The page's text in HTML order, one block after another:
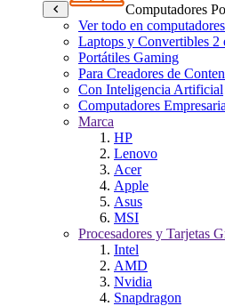
Computadores
Ver todo en
Laptops y Convertibles 2
Portátiles Gaming
Para Creadores de
Con Inteligencia Artificial
Computadores
Marca
HP
Lenovo
Acer
Apple
Asus
MSI
Procesadores y Tarjetas
Intel
AMD
Nvidia
Snapdragon